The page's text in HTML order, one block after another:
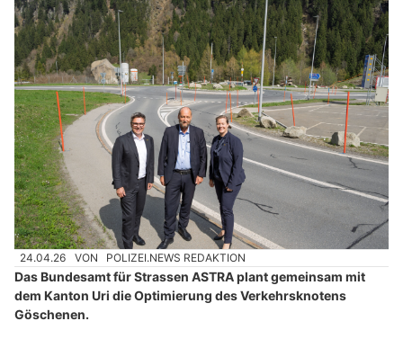
24.04.26 VON POLIZEI.NEWS REDAKTION
Das Bundesamt für Strassen ASTRA plant gemeinsam mit
dem Kanton Uri die Optimierung des Verkehrsknotens
Göschenen.